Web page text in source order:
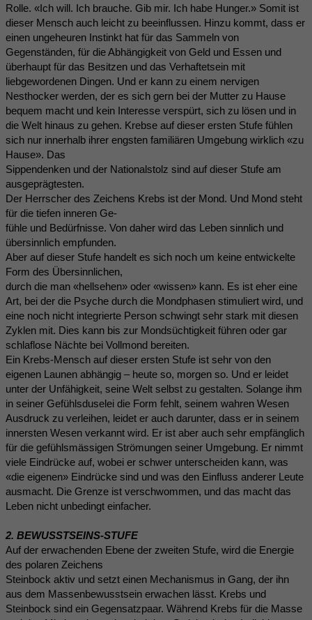
Rolle. «Ich will. Ich brauche. Gib mir. Ich habe Hunger.» Somit ist
dieser Mensch auch leicht zu beeinflussen. Hinzu kommt, dass er
einen ungeheuren Instinkt hat für das Sammeln von
Gegenständen, für die Abhängigkeit von Geld und Essen und
überhaupt für das Besitzen und das Verhaftetsein mit
liebgewordenen Dingen. Und er kann zu einem nervigen
Nesthocker werden, der es sich gern bei der Mutter zu Hause
bequem macht und kein Interesse verspürt, sich zu lösen und in
die Welt hinaus zu gehen. Krebse auf dieser ersten Stufe fühlen
sich nur innerhalb ihrer engsten familiären Umgebung wirklich «zu
Hause». Das
Sippendenken und der Nationalstolz sind auf dieser Stufe am
ausgeprägtesten.
Der Herrscher des Zeichens Krebs ist der Mond. Und Mond steht
für die tiefen inneren Ge-
fühle und Bedürfnisse. Von daher wird das Leben sinnlich und
übersinnlich empfunden.
Aber auf dieser Stufe handelt es sich noch um keine entwickelte
Form des Übersinnlichen,
durch die man «hellsehen» oder «wissen» kann. Es ist eher eine
Art, bei der die Psyche durch die Mondphasen stimuliert wird, und
eine noch nicht integrierte Person schwingt sehr stark mit diesen
Zyklen mit. Dies kann bis zur Mondsüchtigkeit führen oder gar
schlaflose Nächte bei Vollmond bereiten.
Ein Krebs-Mensch auf dieser ersten Stufe ist sehr von den
eigenen Launen abhängig – heute so, morgen so. Und er leidet
unter der Unfähigkeit, seine Welt selbst zu gestalten. Solange ihm
in seiner Gefühlsduselei die Form fehlt, seinem wahren Wesen
Ausdruck zu verleihen, leidet er auch darunter, dass er in seinem
innersten Wesen verkannt wird. Er ist aber auch sehr empfänglich
für die gefühlsmässigen Strömungen seiner Umgebung. Er nimmt
viele Eindrücke auf, wobei er schwer unterscheiden kann, was
«die eigenen» Eindrücke sind und was den Einfluss anderer Leute
ausmacht. Die Grenze ist verschwommen, und das macht das
Leben nicht unbedingt einfacher.
2. BEWUSSTSEINS-STUFE
Auf der erwachenden Ebene der zweiten Stufe, wird die Energie
des polaren Zeichens
Steinbock aktiv und setzt einen Mechanismus in Gang, der ihn
aus dem Massenbewusstsein erwachen lässt. Krebs und
Steinbock sind ein Gegensatzpaar. Während Krebs für die Masse